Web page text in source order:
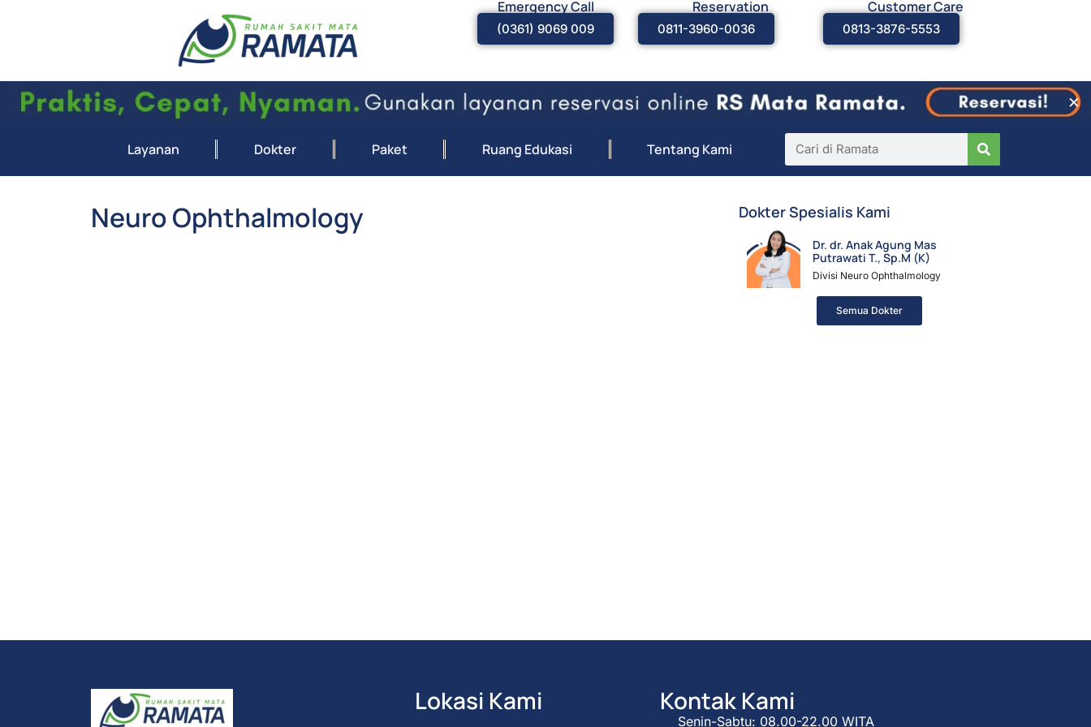
Emergency Call
(0361) 9069 009
Reservation
0811-3960-0036
Customer Care
0813-3876-5553
×
Layanan Dokter Paket Ruang Edukasi Tentang Kami
Neuro Ophthalmology Dokter Spesialis Kami
Dr. dr. Anak Agung Mas
Putrawati T., Sp.M (K)
Divisi Neuro Ophthalmology
Semua Dokter
Lokasi Kami Kontak Kami
Senin-Sabtu: 08.00-22.00 WITA